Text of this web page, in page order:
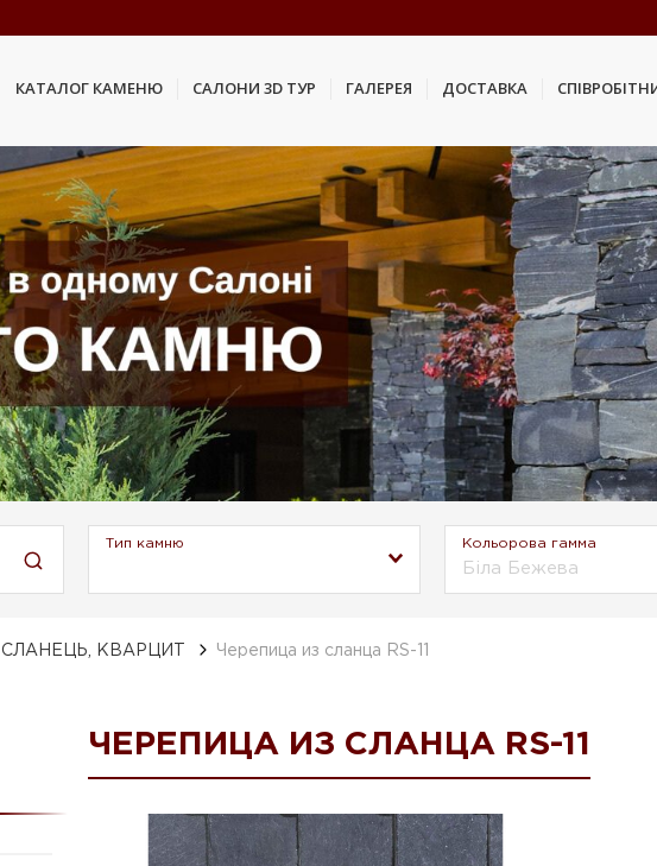
КАТАЛОГ КАМЕНЮ САЛОНИ 3D ТУР ГАЛЕРЕЯ ДОСТАВКА
Тип камню Кольорова гамма
Біла Бежева
СЛАНЕЦЬ, КВАРЦИТ Черепица из сланца RS-11
ЧЕРЕПИЦА ИЗ СЛАНЦА RS-11